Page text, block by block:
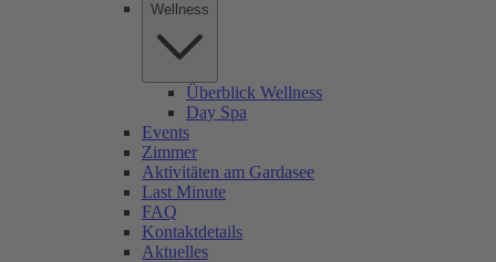
Wellness
Überblick Wellness
Day Spa
Events
Zimmer
Aktivitäten am Gardasee
Last Minute
FAQ
Kontaktdetails
Aktuelles